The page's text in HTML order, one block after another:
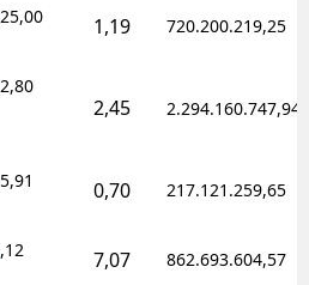
1,19 720.200.219,25
2,45 2.294.160.747,94
0,70 217.121.259,65
7,07 862.693.604,57